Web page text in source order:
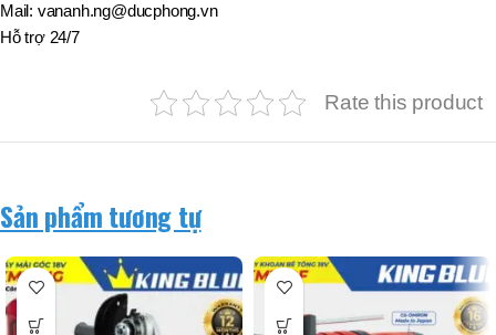
Mail: vananh.ng@ducphong.vn
Hỗ trợ 24/7
Rate this product
Sản phẩm tương tự